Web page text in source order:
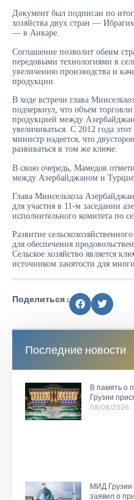
Документ был подписан по
хозяйства двух стран —
— в Анкаре.
Соглашение позволит обеим
передовыми технологиями в
увеличению производства и
продукции.
В ходе встречи глава
подчеркнул, что объем торговли
продукцией между
увеличиваться. С 2012 года
министр надеется, что
развиваться в том же ключе.
В свою очередь, Мамедов
между Азербайджаном и
Глава Минсельхоза
для участия в 11-м заседании
исполнительного комитета по
Развитие
для обеспечения
Сельское хозяйство является
источником занятости для
Поделиться :
Последние новости
В память о
Грузии
08/08/2026
МИД Грузии
заявил о